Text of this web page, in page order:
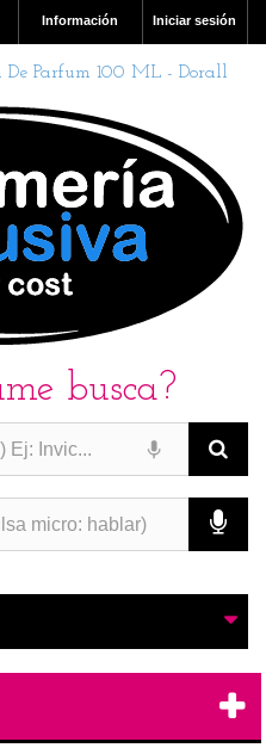
Iniciar sesión
Información
De Parfum 100 ML - Dorall
busca?